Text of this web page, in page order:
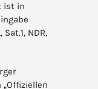
ist in
NDR,